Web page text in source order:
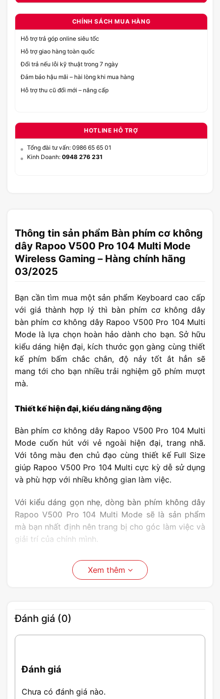
CHÍNH SÁCH MUA HÀNG
Hỗ trợ trả góp online siêu tốc
Hỗ trợ giao hàng toàn quốc
Đổi trả nếu lỗi kỹ thuật trong 7 ngày
Đảm bảo hậu mãi – hài lòng khi mua hàng
Hỗ trợ thu cũ đổi mới – nâng cấp
HOTLINE HỖ TRỢ
Tổng đài tư vấn: 0986 65 65 01
Kinh Doanh: 0948 276 231
Thông tin sản phẩm Bàn phím cơ không
dây Rapoo V500 Pro 104 Multi Mode
Wireless Gaming – Hàng chính hãng
03/2025
Bạn cần tìm mua một sản phẩm Keyboard cao cấp
với giá thành hợp lý thì bàn phím cơ không dây
bàn phím cơ không dây Rapoo V500 Pro 104 Multi
Mode là lựa chọn hoàn hảo dành cho bạn. Sở hữu
kiểu dáng hiện đại, kích thước gọn gàng cùng thiết
kế phím bấm chắc chắn, độ nảy tốt ắt hẳn sẽ
mang tới cho bạn nhiều trải nghiệm gõ phím mượt
mà.
Thiết kế hiện đại, kiểu dáng năng động
Bàn phím cơ không dây Rapoo V500 Pro 104 Multi
Mode cuốn hút với vẻ ngoài hiện đại, trang nhã.
Với tông màu đen chủ đạo cùng thiết kế Full Size
giúp Rapoo V500 Pro 104 Multi cực kỳ dễ sử dụng
và phù hợp với nhiều không gian làm việc.
Với kiểu dáng gọn nhẹ, dòng bàn phím không dây
Rapoo V500 Pro 104 Multi Mode sẽ là sản phẩm
mà bạn nhất định nên trang bị cho góc làm việc và
giải trí của chính mình.
Xem thêm
Đánh giá (0)
Đánh giá
Chưa có đánh giá nào.